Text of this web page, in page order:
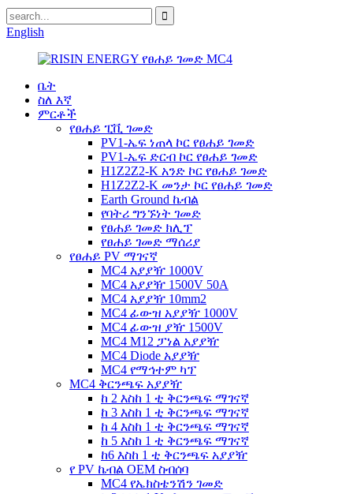
English
ቤት
ስለ እኛ
ምርቶች
የፀሐይ ፒቪ ገመድ
PV1-ኤፍ ነጠላ ኮር የፀሐይ ገመድ
PV1-ኤፍ ድርብ ኮር የፀሐይ ገመድ
H1Z2Z2-K አንድ ኮር የፀሐይ ገመድ
H1Z2Z2-K መንታ ኮር የፀሐይ ገመድ
Earth Ground ኬብል
የባትሪ ግንኙነት ገመድ
የፀሐይ ገመድ ክሊፕ
የፀሐይ ገመድ ማሰሪያ
የፀሐይ PV ማገናኛ
MC4 አያያዥ 1000V
MC4 አያያዥ 1500V 50A
MC4 አያያዥ 10mm2
MC4 ፊውዝ አያያዥ 1000V
MC4 ፊውዝ ያዥ 1500V
MC4 M12 ፓነል አያያዥ
MC4 Diode አያያዥ
MC4 የማኅተም ካፕ
MC4 ቅርንጫፍ አያያዥ
ከ 2 እስከ 1 ቲ ቅርንጫፍ ማገናኛ
ከ 3 እስከ 1 ቲ ቅርንጫፍ ማገናኛ
ከ 4 እስከ 1 ቲ ቅርንጫፍ ማገናኛ
ከ 5 እስከ 1 ቲ ቅርንጫፍ ማገናኛ
ከ6 እስከ 1 ቲ ቅርንጫፍ አያያዥ
የ PV ኬብል OEM ስብሰባ
MC4 የኤክስቴንሽን ገመድ